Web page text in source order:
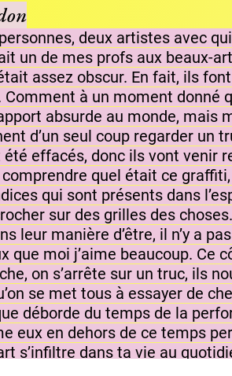
deux artistes avec
un de mes profs aux beaux-
assez obscur. En fait, ils
Comment à un moment
absurde au monde, mais
d’un seul coup regarder un
effacés, donc ils vont venir
quel était ce
qui sont présents dans
sur des grilles des
leur manière d’être, il n’y a
que moi j’aime beaucoup. Ce
on s’arrête sur un truc, ils
se met tous à essayer de
déborde du temps de la
eux en dehors de ce temps
s’infiltre dans ta vie au